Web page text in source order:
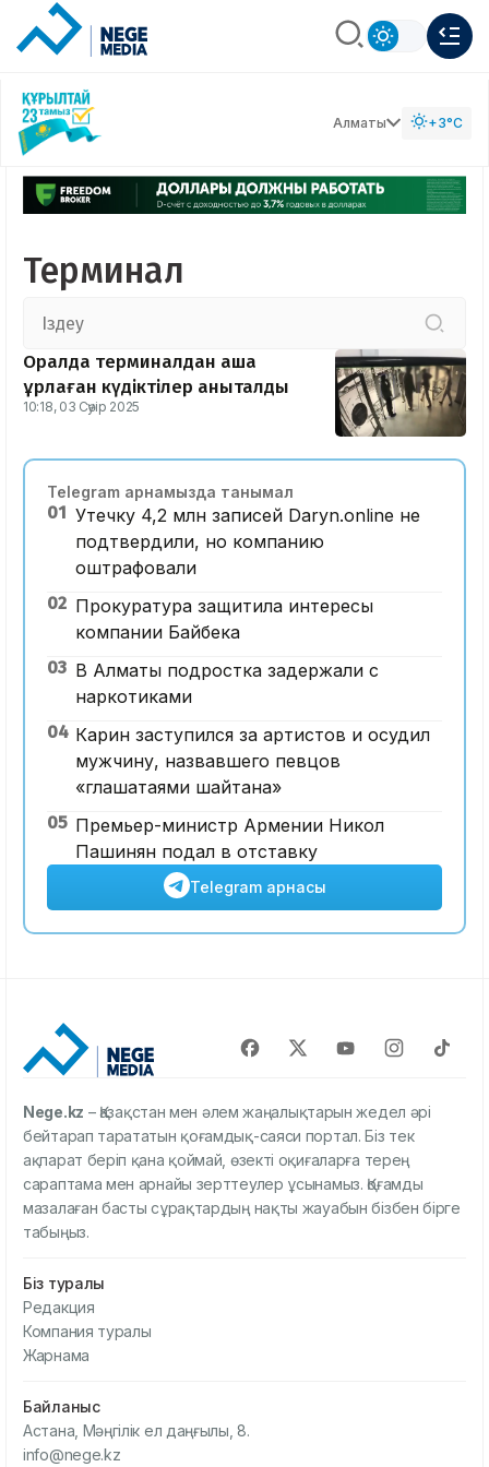
Алматы +3°C
Терминал
Оралда терминалдан ақша
ұрлаған күдіктілер анықталды
10:18, 03 Сәуір 2025
Telegram арнамызда танымал
01 Утечку 4,2 млн записей Daryn.online не
подтвердили, но компанию
оштрафовали
02 Прокуратура защитила интересы
компании Байбека
03 В Алматы подростка задержали с
наркотиками
04 Карин заступился за артистов и осудил
мужчину, назвавшего певцов
«глашатаями шайтана»
05 Премьер-министр Армении Никол
Пашинян подал в отставку
Telegram арнасы
Nege.kz – Қазақстан мен әлем жаңалықтарын жедел әрі
бейтарап тарататын қоғамдық-саяси портал. Біз тек
ақпарат беріп қана қоймай, өзекті оқиғаларға терең
сараптама мен арнайы зерттеулер ұсынамыз. Қоғамды
мазалаған басты сұрақтардың нақты жауабын бізбен бірге
табыңыз.
Біз туралы
Редакция
Компания туралы
Жарнама
Байланыс
Астана, Мәңгілік ел даңғылы, 8.
info@nege.kz